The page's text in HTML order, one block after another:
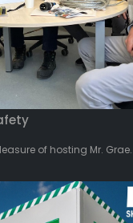
of hosting Mr.